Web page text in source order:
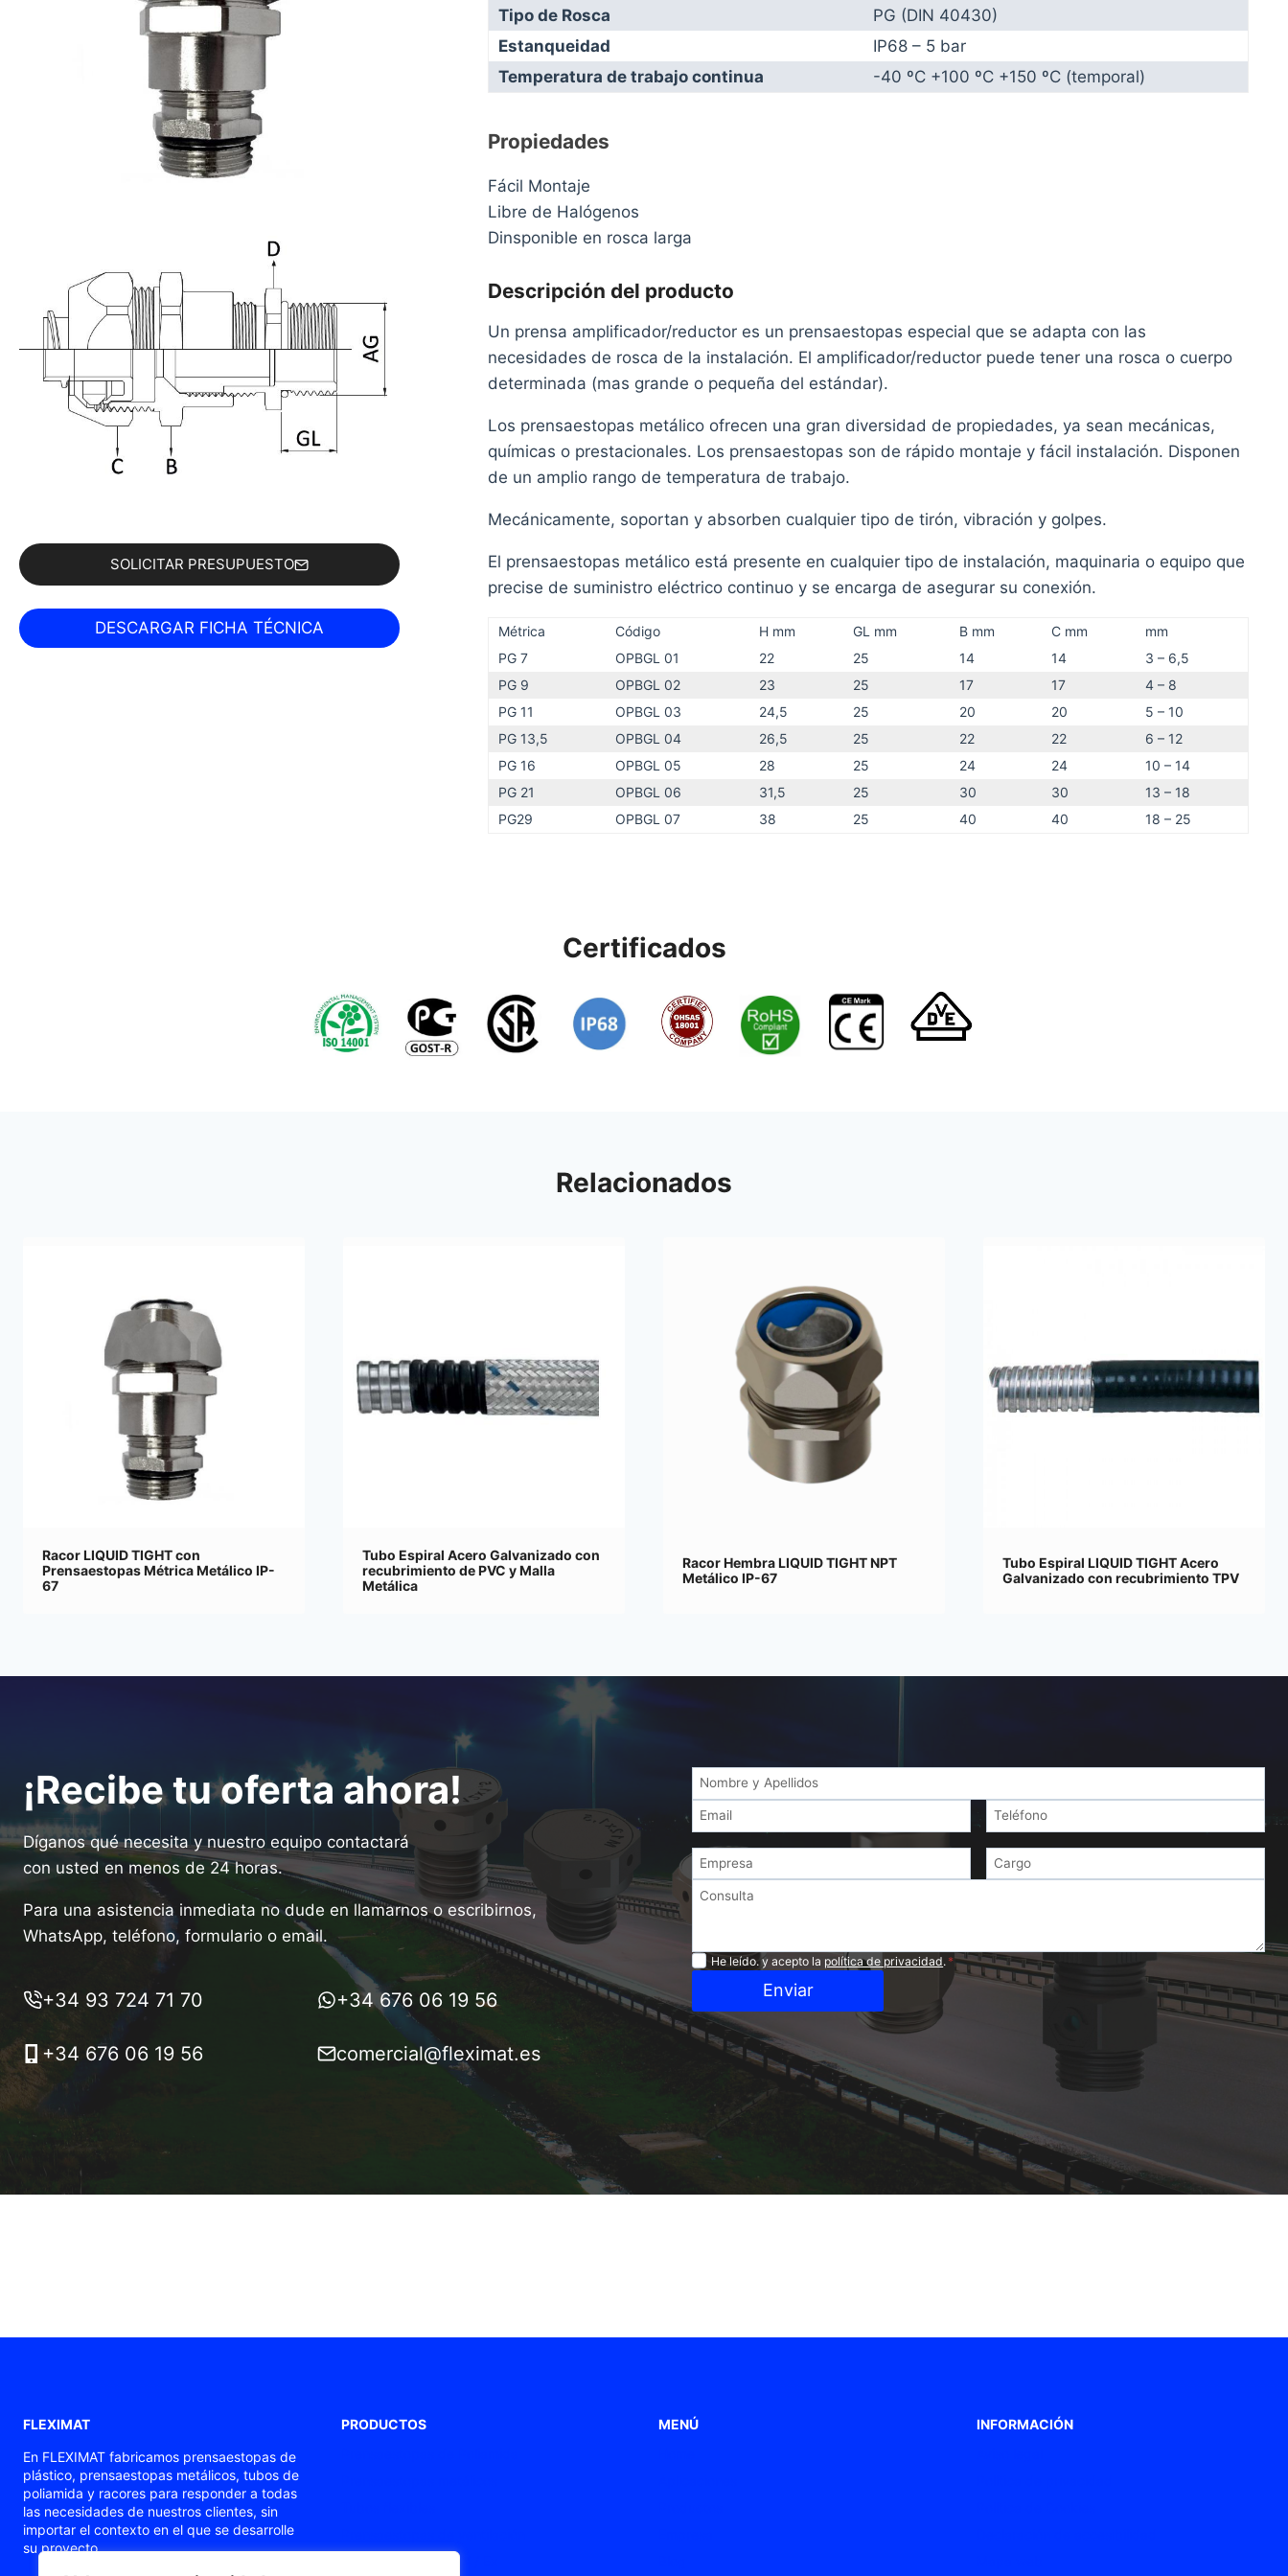
SOLICITAR PRESUPUESTO
Tipo de Rosca
PG (DIN 40430)
Estanqueidad
IP68 – 5 bar
Temperatura de trabajo continua
-40 ºC +100 ºC +150 ºC (temporal)
Propiedades
Fácil Montaje
Libre de Halógenos
Dinsponible en rosca larga
Descripción del producto
Un prensa amplificador/reductor es un prensaestopas especial que se adapta con las
necesidades de rosca de la instalación. El amplificador/reductor puede tener una rosca o cuerpo
determinada (mas grande o pequeña del estándar).
Los prensaestopas metálico ofrecen una gran diversidad de propiedades, ya sean mecánicas,
químicas o prestacionales. Los prensaestopas son de rápido montaje y fácil instalación. Disponen
de un amplio rango de temperatura de trabajo.
Mecánicamente, soportan y absorben cualquier tipo de tirón, vibración y golpes.
El prensaestopas metálico está presente en cualquier tipo de instalación, maquinaria o equipo que
precise de suministro eléctrico continuo y se encarga de asegurar su conexión.
Métrica Código H mm GL mm B mm C mm
mm
PG 7
OPBGL 01 22 25 14 14
3 – 6,5
PG 9
OPBGL 02 23 25 17 17
4 – 8
PG 11
OPBGL 03 24,5 25 20 20
5 – 10
PG 13,5
OPBGL 04 26,5 25 22 22
6 – 12
PG 16
OPBGL 05 28 25 24 24
10 – 14
PG 21
OPBGL 06 31,5 25 30 30
13 – 18
PG29
OPBGL 07 38 25 40 40 18 – 25
Certificados
Relacionados
Racor LIQUID TIGHT con
Prensaestopas Métrica Metálico IP-
67
Tubo Espiral Acero Galvanizado con
recubrimiento de PVC y Malla
Metálica
Racor Hembra LIQUID TIGHT NPT
Metálico IP-67
Tubo Espiral LIQUID TIGHT Acero
Galvanizado con recubrimiento TPV
¡Recibe tu oferta ahora!
Díganos qué necesita y nuestro equipo contactará
con usted en menos de 24 horas.
Para una asistencia inmediata no dude en llamarnos o escribirnos,
WhatsApp, teléfono, formulario o email.
+34 93 724 71 70 +34 676 06 19 56
+34 676 06 19 56 comercial@fleximat.es
Privacidad
He leído. y acepto la política de privacidad. *
Enviar
FLEXIMAT
En FLEXIMAT fabricamos prensaestopas de
plástico, prensaestopas metálicos, tubos de
poliamida y racores para responder a todas
las necesidades de nuestros clientes, sin
importar el contexto en el que se desarrolle
su proyecto.
PRODUCTOS
Prensaestopas ATEX / Ex
MENÚ
INFORMACIÓN